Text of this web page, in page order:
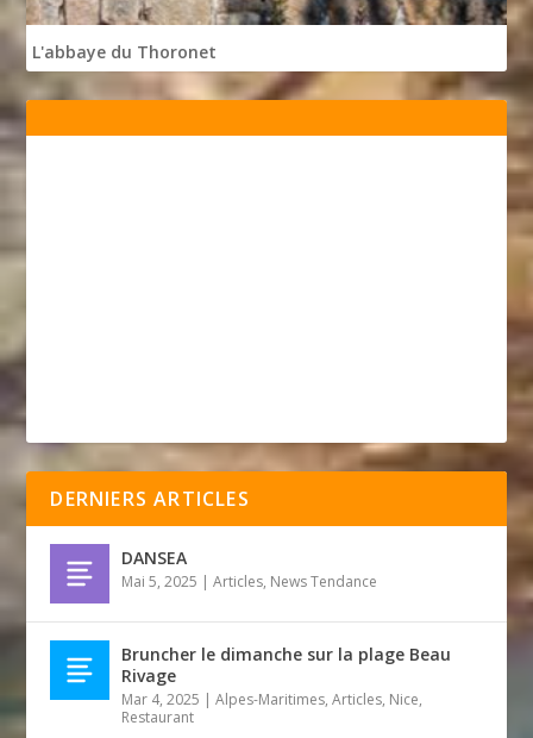
L'abbaye du Thoronet
DERNIERS ARTICLES
DANSEA
Mai 5, 2025 |Articles, News Tendance
Bruncher le dimanche sur la plage Beau
Rivage
Mar 4, 2025 |Alpes-Maritimes,Articles, Nice,
Restaurant